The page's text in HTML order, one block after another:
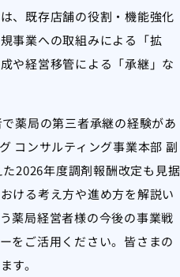
、既存店舗の役割・機能強化
事業への取組みによる「拡
や経営移管による「承継」な
薬局の第三者承継の経験があ
コンサルティング事業本部 副
2026年度調剤報酬改定も見据
ける考え方や進め方を解説い
薬局経営者様の今後の事業戦
をご活用ください。皆さまの
す。